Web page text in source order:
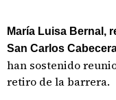
María Luisa Bernal,
San Carlos
han sostenido
retiro de la barrera.